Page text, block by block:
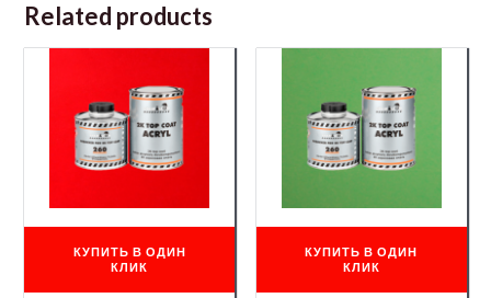
Related products
КУПИТЬ В ОДИН
КЛИК
КУПИТЬ В ОДИН
КЛИК